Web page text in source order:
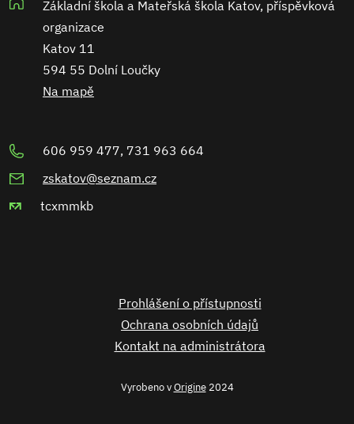
Základní škola a Mateřská škola Katov, příspěvková
organizace
Katov 11
594 55 Dolní Loučky
Na mapě
606 959 477, 731 963 664
zskatov@seznam.cz
tcxmmkb
Prohlášení o přístupnosti
Ochrana osobních údajů
Kontakt na administrátora
Vyrobeno vOrigine2024